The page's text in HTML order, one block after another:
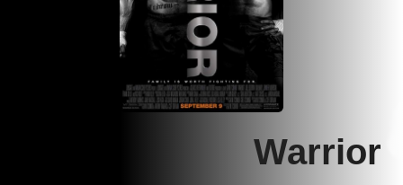
Warrior